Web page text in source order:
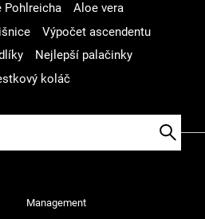
Pohlreicha
Aloe vera
Výpočet ascendentu
Nejlepší palačinky
koláč
Management